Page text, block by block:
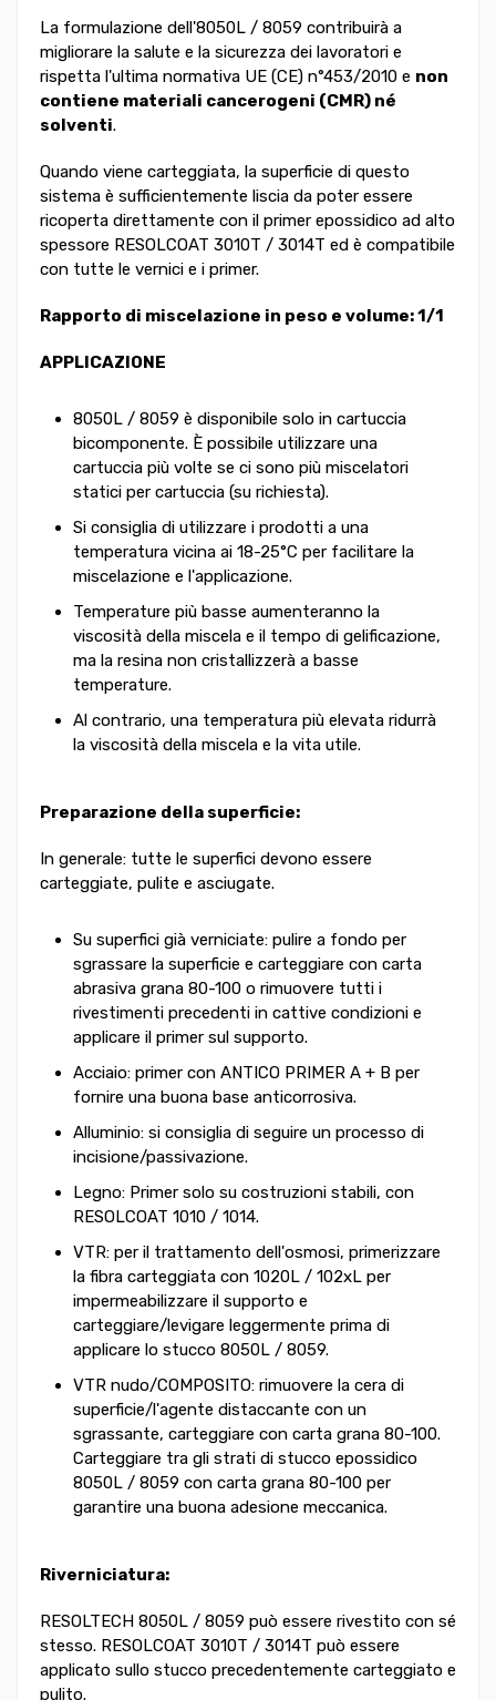
La formulazione dell'8050L / 8059 contribuirà a
migliorare la salute e la sicurezza dei lavoratori e
rispetta l'ultima normativa UE (CE) n°453/2010 e non
contiene materiali cancerogeni (CMR) né
solventi.
Quando viene carteggiata, la superficie di questo
sistema è sufficientemente liscia da poter essere
ricoperta direttamente con il primer epossidico ad alto
spessore RESOLCOAT 3010T / 3014T ed è compatibile
con tutte le vernici e i primer.
Rapporto di miscelazione in peso e volume: 1/1
APPLICAZIONE
8050L / 8059 è disponibile solo in cartuccia
bicomponente. È possibile utilizzare una
cartuccia più volte se ci sono più miscelatori
statici per cartuccia (su richiesta).
Si consiglia di utilizzare i prodotti a una
temperatura vicina ai 18-25°C per facilitare la
miscelazione e l'applicazione.
Temperature più basse aumenteranno la
viscosità della miscela e il tempo di gelificazione,
ma la resina non cristallizzerà a basse
temperature.
Al contrario, una temperatura più elevata ridurrà
la viscosità della miscela e la vita utile.
Preparazione della superficie:
In generale: tutte le superfici devono essere
carteggiate, pulite e asciugate.
Su superfici già verniciate: pulire a fondo per
sgrassare la superficie e carteggiare con carta
abrasiva grana 80-100 o rimuovere tutti i
rivestimenti precedenti in cattive condizioni e
applicare il primer sul supporto.
Acciaio: primer con ANTICO PRIMER A + B per
fornire una buona base anticorrosiva.
Alluminio: si consiglia di seguire un processo di
incisione/passivazione.
Legno: Primer solo su costruzioni stabili, con
RESOLCOAT 1010 / 1014.
VTR: per il trattamento dell'osmosi, primerizzare
la fibra carteggiata con 1020L / 102xL per
impermeabilizzare il supporto e
carteggiare/levigare leggermente prima di
applicare lo stucco 8050L / 8059.
VTR nudo/COMPOSITO: rimuovere la cera di
superficie/l'agente distaccante con un
sgrassante, carteggiare con carta grana 80-100.
Carteggiare tra gli strati di stucco epossidico
8050L / 8059 con carta grana 80-100 per
garantire una buona adesione meccanica.
Riverniciatura:
RESOLTECH 8050L / 8059 può essere rivestito con sé
stesso. RESOLCOAT 3010T / 3014T può essere
applicato sullo stucco precedentemente carteggiato e
pulito.